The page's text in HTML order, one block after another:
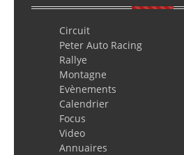
Circuit
Peter Auto Racing
Rallye
Montagne
Evènements
Calendrier
Focus
Video
Annuaires